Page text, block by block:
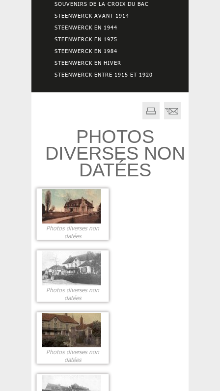
SOUVENIRS DE LA CROIX DU BAC
STEENWERCK AVANT 1914
STEENWERCK EN 1944
STEENWERCK EN 1975
STEENWERCK EN 1984
STEENWERCK EN HIVER
STEENWERCK ENTRE 1915 ET 1920
PHOTOS
DIVERSES NON
DATÉES
Photos diverses non
datées
Photos diverses non
datées
Photos diverses non
datées